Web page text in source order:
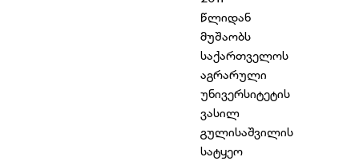
წლიდან
მუშაობს
საქართველოს
აგრარული
უნივერსიტეტის
ვასილ
გულისაშვილის
სატყეო